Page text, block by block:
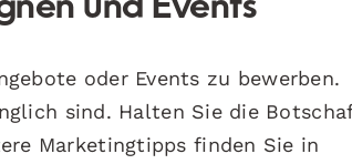
und Events
oder Events zu bewerben.
sind. Halten Sie die
Marketingtipps finden Sie in